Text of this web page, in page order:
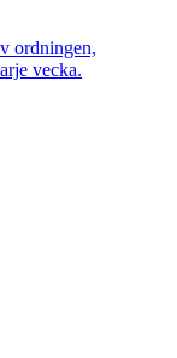
ordningen,
vecka.